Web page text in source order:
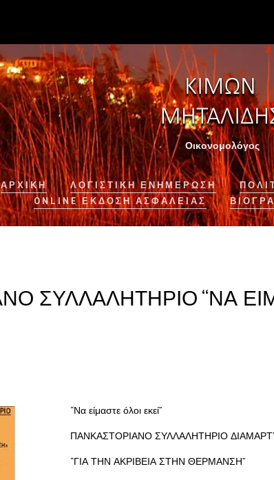
Οικονομολόγος
ΑΡΧΙΚΉ ΛΟΓΙΣΤΙΚΉ ΕΝΗΜΈΡΩΣΗ
ONLINE ΈΚΔΟΣΗ ΑΣΦΆΛΕΙΑΣ
ΣΥΛΛΑΛΗΤΗΡΙΟ “ΝΑ
“Να είμαστε όλοι εκεί”
ΠΑΝΚΑΣΤΟΡΙΑΝΟ ΣΥΛΛΑΛΗΤΗΡΙΟ
“ΓΙΑ ΤΗΝ ΑΚΡΙΒΕΙΑ ΣΤΗΝ ΘΕΡΜΑΝΣΗ”